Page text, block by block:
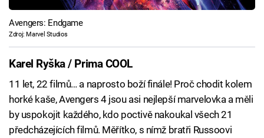
Avengers: Endgame
Zdroj: Marvel Studios
Karel Ryška / Prima COOL
11 let, 22 filmů… a naprosto boží finále! Proč chodit kolem
horké kaše, Avengers 4 jsou asi nejlepší marvelovka a měli
by uspokojit každého, kdo poctivě nakoukal všech 21
předcházejících filmů. Měřítko, s nímž bratři Russoovi